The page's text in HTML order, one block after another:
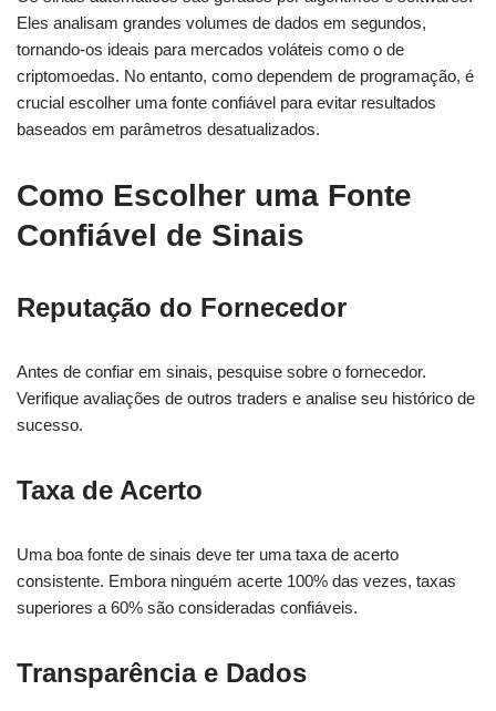
Eles analisam grandes volumes de dados em segundos,
tornando-os ideais para mercados voláteis como o de
criptomoedas. No entanto, como dependem de programação, é
crucial escolher uma fonte confiável para evitar resultados
baseados em parâmetros desatualizados.
Como Escolher uma Fonte
Confiável de Sinais
Reputação do Fornecedor
Antes de confiar em sinais, pesquise sobre o fornecedor.
Verifique avaliações de outros traders e analise seu histórico de
sucesso.
Taxa de Acerto
Uma boa fonte de sinais deve ter uma taxa de acerto
consistente. Embora ninguém acerte 100% das vezes, taxas
superiores a 60% são consideradas confiáveis.
Transparência e Dados